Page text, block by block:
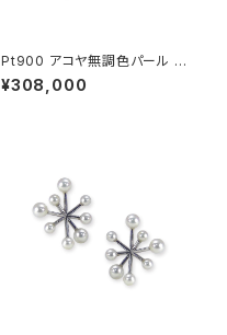
Pt900 アコヤ無調色パール サ
ファイア ミントガーネット ダイヤ
モンド ピアス（片方）
¥308,000